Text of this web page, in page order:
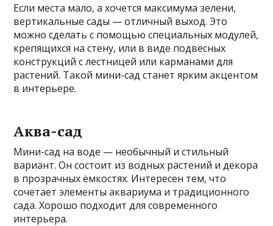
Если места мало, а хочется максимума зелени,
вертикальные сады — отличный выход. Это
можно сделать с помощью специальных модулей,
крепящихся на стену, или в виде подвесных
конструкций с лестницей или карманами для
растений. Такой мини-сад станет ярким акцентом
в интерьере.
Аква-сад
Мини-сад на воде — необычный и стильный
вариант. Он состоит из водных растений и декора
в прозрачных ёмкостях. Интересен тем, что
сочетает элементы аквариума и традиционного
сада. Хорошо подходит для современного
интерьера.